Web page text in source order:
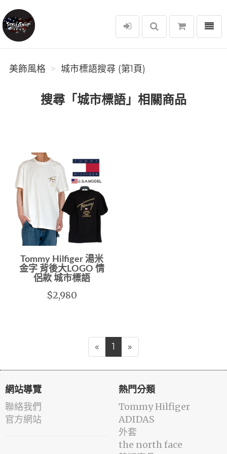
美飾風格
選單
美飾風格 城市標語搜尋 (第1頁)
搜尋「城市標語」相關商品
Tommy Hilfiger 湯米
金字 背後大LOGO 情
侶款 城市標語
$2,980
« 1 »
網站導覽
聯絡我們
官方網站
熱門分類
Tommy Hilfiger
ADIDAS
外套
the north face